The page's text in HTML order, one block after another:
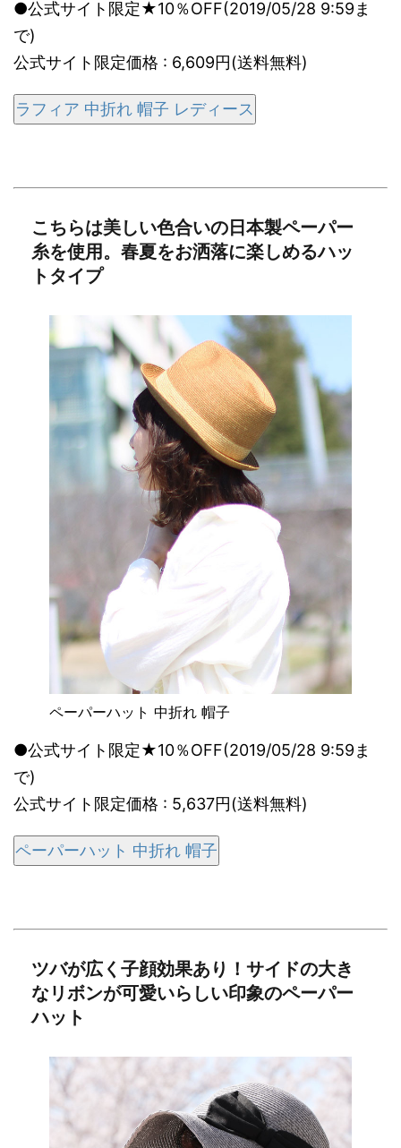
●公式サイト限定★10％OFF(2019/05/28 9:59ま
で)
公式サイト限定価格 : 6,609円(送料無料)
ラフィア 中折れ 帽子 レディース
こちらは美しい色合いの日本製ペーパー
糸を使用。春夏をお洒落に楽しめるハッ
トタイプ
ペーパーハット 中折れ 帽子
●公式サイト限定★10％OFF(2019/05/28 9:59ま
で)
公式サイト限定価格 : 5,637円(送料無料)
ペーパーハット 中折れ 帽子
ツバが広く子顔効果あり！サイドの大き
なリボンが可愛いらしい印象のペーパー
ハット